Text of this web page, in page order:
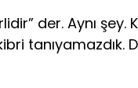
der. Aynı